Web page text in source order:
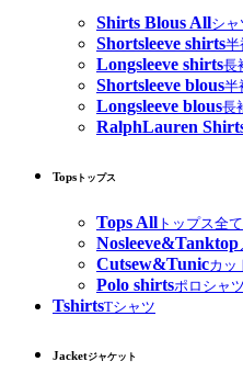
Shirts Blous Allシ
Shortsleeve shirts半
Longsleeve shirts長
Shortsleeve blous半
Longsleeve blous長
RalphLauren
Tops トップス
Tops All トップス全て
Nosleeve&Tanktop
Cutsew&Tunicカッ
Polo shirtsポロシャツ
TshirtsTシャツ
Jacketジャケット